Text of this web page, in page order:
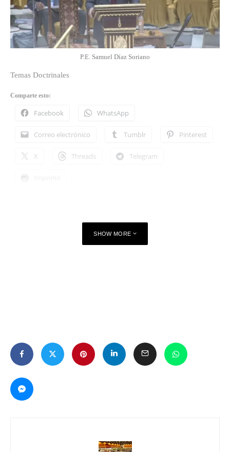
P.E. Samuel Díaz Soriano
Temas Doctrinales
Comparte esto:
Facebook WhatsApp
Correo electrónico Tumblr Pinterest
X Threads Telegram
SHOW MORE